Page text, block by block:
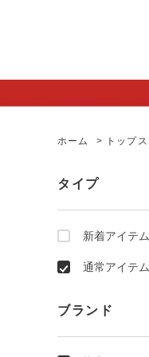
ホーム > トップス
タイプ
新着アイテム
通常アイテム
ブランド